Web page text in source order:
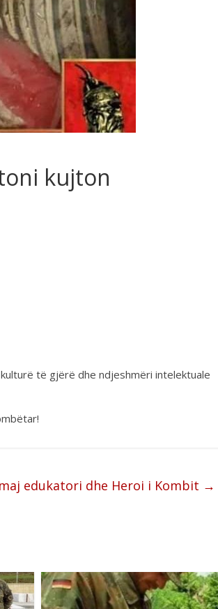
kujton
të gjërë dhe ndjeshmëri intelektuale
edukatori dhe Heroi i Kombit →